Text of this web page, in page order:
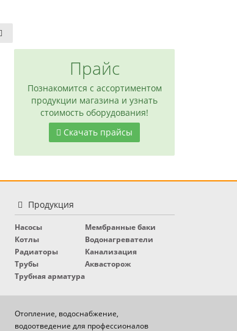
Прайс
Познакомится с ассортиментом
продукции магазина и узнать
стоимость оборудования!
Скачать прайсы
Продукция
Насосы
Мембранные баки
Котлы
Водонагреватели
Радиаторы
Канализация
Трубы
Аквасторож
Трубная арматура
Отопление, водоснабжение,
водоотведение для профессионалов